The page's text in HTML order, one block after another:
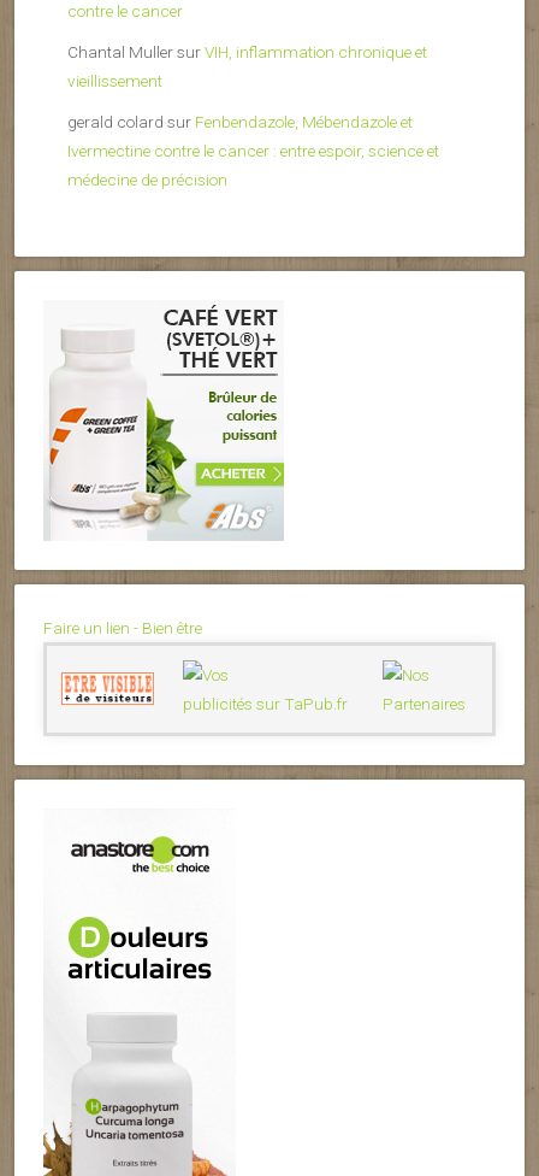
contre le cancer
Chantal MullersurVIH, inflammation chronique et
vieillissement
gerald colard sur Fenbendazole, Mébendazole et
Ivermectine contre le cancer : entre espoir, science et
médecine de précision
Faire un lien - Bien être